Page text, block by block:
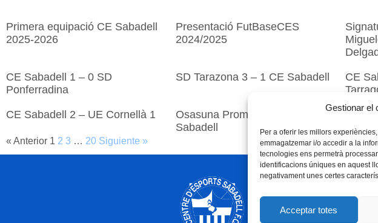
Gestionar el
Per a oferir les millors
emmagatzemar i/o accedir a la
tecnologies ens permetrà
identificacions úniques en aquest
negativament unes certes
Acceptar totes
Primera equipació CE Sabadell
2025-2026
Presentació FutBaseCES
2024/2025
CE Sabadell 1 – 0 SD
Ponferradina
SD Tarazona 3 – 1 CE Sabadell
CE
CE Sabadell 2 – UE Cornellà 1
Osasuna Promesas 2 – 0 CE
Sabadell
CE
« Anterior 1 2 3 … 20 Siguiente »